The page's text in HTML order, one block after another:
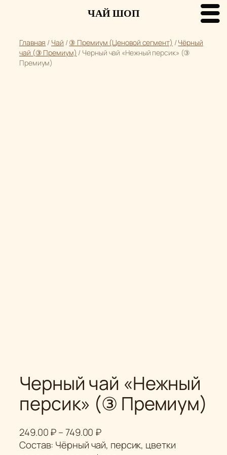
содержимому
Главная / Чай /③ Премиум (Ценовой сегмент) /Чёрный
чай (③ Премиум) / Черный чай «Нежный персик» (③
Премиум)
Черный чай «Нежный
персик» (③ Премиум)
249.00₽–749.00 ₽Д
и
Состав: Чёрный чай, персик, цветки
ЧАЙ ШОП